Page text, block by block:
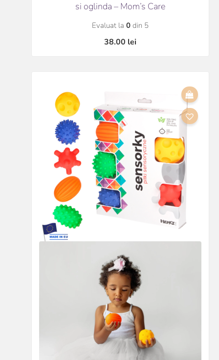
si oglinda – Mom’s Care
Evaluat la 0din 5
38.00 lei